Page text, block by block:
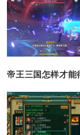
帝王三国怎样才能